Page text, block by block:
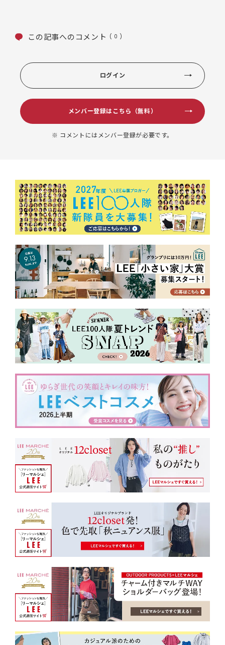
この記事へのコメント ( 0 )
ログイン
メンバー登録はこちら（無料）
※ コメントにはメンバー登録が必要です。